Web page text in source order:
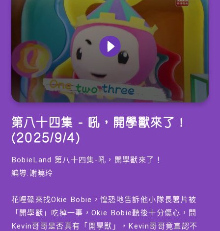
of
0
seconds
第八十四集 - 吼，開學獸來了！
(2025/9/4)
BobieLand 第八十四集-吼，開學獸來了！
編導:謝曉玲
花哩碌來找Okie Bobie，惶恐地告訴他小隊長薯片被
「開學獸」吃掉一事，Okie Bobie聽後十分傷心，問
Kevin哥哥是否真有「開學獸」，Kevin哥哥竟直認不